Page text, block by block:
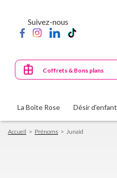
principal
Suivez-nous
Coffrets & Bons plans
La Boîte Rose Désir d'enfant
Fil
d'Ariane
Accueil Prénoms Junaid